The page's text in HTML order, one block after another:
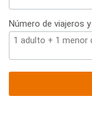
Número de viajeros